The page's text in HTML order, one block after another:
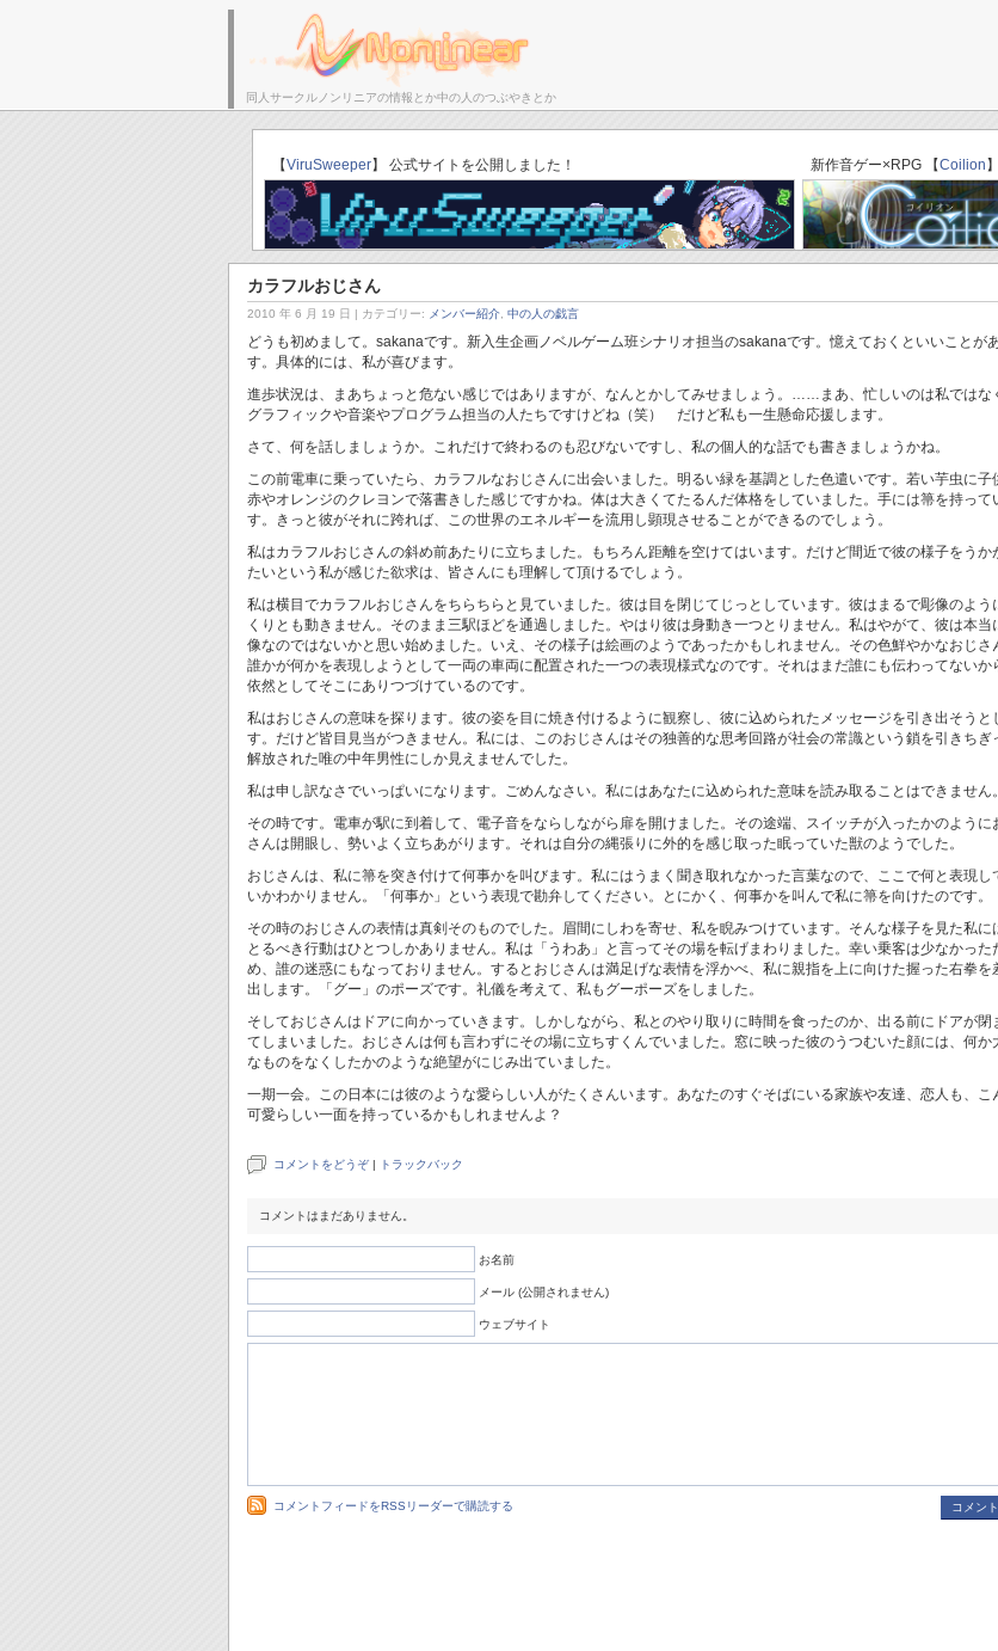
同人サークルノンリニアの情報とか中の人のつぶやきとか
【ViruSweeper】 公式サイトを公開しました！ 新作音ゲー×RPG 【Coilion
カラフルおじさん
2010 年 6 月 19 日 | カテゴリー: メンバー紹介 中の人の戯言
どうも初めまして。sakanaです。新入生企画ノベルゲーム班シナリオ担当のsakanaです。憶えておくといいことが
す。具体的には、私が喜びます。
進歩状況は、まあちょっと危ない感じではありますが、なんとかしてみせましょう。……まあ、忙しいのは私ではな
グラフィックや音楽やプログラム担当の人たちですけどね（笑） だけど私も一生懸命応援します。
さて、何を話しましょうか。これだけで終わるのも忍びないですし、私の個人的な話でも書きましょうかね。
この前電車に乗っていたら、カラフルなおじさんに出会いました。明るい緑を基調とした色遣いです。若い芋虫に子
赤やオレンジのクレヨンで落書きした感じですかね。体は大きくてたるんだ体格をしていました。手には箒を持って
す。きっと彼がそれに跨れば、この世界のエネルギーを流用し顕現させることができるのでしょう。
私はカラフルおじさんの斜め前あたりに立ちました。もちろん距離を空けてはいます。だけど間近で彼の様子をうか
たいという私が感じた欲求は、皆さんにも理解して頂けるでしょう。
私は横目でカラフルおじさんをちらちらと見ていました。彼は目を閉じてじっとしています。彼はまるで彫像のよう
くりとも動きません。そのまま三駅ほどを通過しました。やはり彼は身動き一つとりません。私はやがて、彼は本当
像なのではないかと思い始めました。いえ、その様子は絵画のようであったかもしれません。その色鮮やかなおじさ
誰かが何かを表現しようとして一両の車両に配置された一つの表現様式なのです。それはまだ誰にも伝わってないか
依然としてそこにありつづけているのです。
私はおじさんの意味を探ります。彼の姿を目に焼き付けるように観察し、彼に込められたメッセージを引き出そうと
す。だけど皆目見当がつきません。私には、このおじさんはその独善的な思考回路が社会の常識という鎖を引きちぎ
解放された唯の中年男性にしか見えませんでした。
私は申し訳なさでいっぱいになります。ごめんなさい。私にはあなたに込められた意味を読み取ることはできません。
その時です。電車が駅に到着して、電子音をならしながら扉を開けました。その途端、スイッチが入ったかのように
さんは開眼し、勢いよく立ちあがります。それは自分の縄張りに外的を感じ取った眠っていた獣のようでした。
おじさんは、私に箒を突き付けて何事かを叫びます。私にはうまく聞き取れなかった言葉なので、ここで何と表現し
いかわかりません。「何事か」という表現で勘弁してください。とにかく、何事かを叫んで私に箒を向けたのです。
その時のおじさんの表情は真剣そのものでした。眉間にしわを寄せ、私を睨みつけています。そんな様子を見た私に
とるべき行動はひとつしかありません。私は「うわあ」と言ってその場を転げまわりました。幸い乗客は少なかった
め、誰の迷惑にもなっておりません。するとおじさんは満足げな表情を浮かべ、私に親指を上に向けた握った右拳を
出します。「グー」のポーズです。礼儀を考えて、私もグーポーズをしました。
そしておじさんはドアに向かっていきます。しかしながら、私とのやり取りに時間を食ったのか、出る前にドアが閉
てしまいました。おじさんは何も言わずにその場に立ちすくんでいました。窓に映った彼のうつむいた顔には、何か
なものをなくしたかのような絶望がにじみ出ていました。
一期一会。この日本には彼のような愛らしい人がたくさんいます。あなたのすぐそばにいる家族や友達、恋人も、こ
可愛らしい一面を持っているかもしれませんよ？
コメントをどうぞ | トラックバック
コメントはまだありません。
お名前
メール (公開されません)
ウェブサイト
コメントフィードをRSSリーダーで購読する